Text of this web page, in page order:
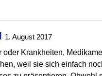
1. August 2017
Krankheiten,
weil sie sich einfach